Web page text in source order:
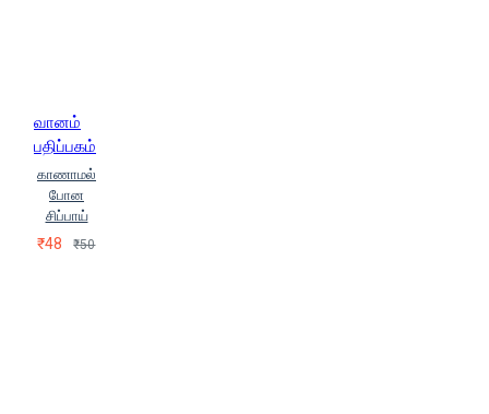
வானம்
பதிப்பகம்
காணாமல்
போன
சிப்பாய்
₹48 ₹50